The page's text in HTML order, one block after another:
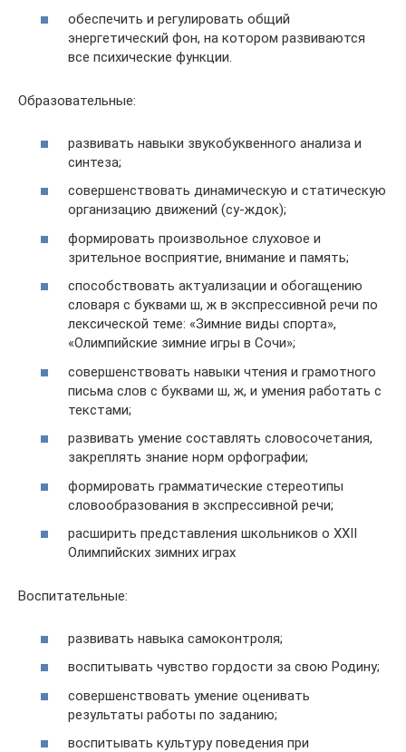
обеспечить и регулировать общий
энергетический фон, на котором развиваются
все психические функции.
Образовательные:
развивать навыки звукобуквенного анализа и
синтеза;
совершенствовать динамическую и статическую
организацию движений (су-ждок);
формировать произвольное слуховое и
зрительное восприятие, внимание и память;
способствовать актуализации и обогащению
словаря с буквами ш, ж в экспрессивной речи по
лексической теме: «Зимние виды спорта»,
«Олимпийские зимние игры в Сочи»;
совершенствовать навыки чтения и грамотного
письма слов с буквами ш, ж, и умения работать с
текстами;
развивать умение составлять словосочетания,
закреплять знание норм орфографии;
формировать грамматические стереотипы
словообразования в экспрессивной речи;
расширить представления школьников о XXII
Олимпийских зимних играх
Воспитательные:
развивать навыка самоконтроля;
воспитывать чувство гордости за свою Родину;
совершенствовать умение оценивать
результаты работы по заданию;
воспитывать культуру поведения при